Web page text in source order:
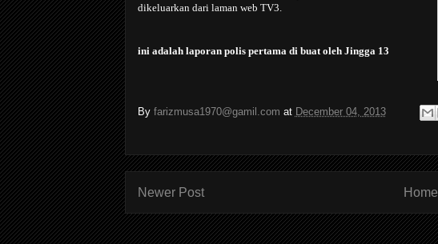
dikeluarkan dari laman web TV3.
ini adalah laporan polis pertama di buat oleh Jingga 13
By farizmusa1970@gamil.com at December 04, 2013
Newer Post Home